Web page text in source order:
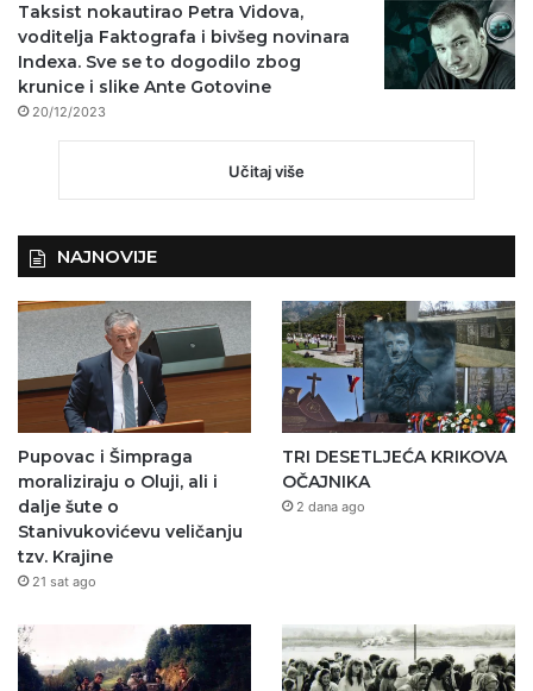
Taksist nokautirao Petra Vidova,
voditelja Faktografa i bivšeg novinara
Indexa. Sve se to dogodilo zbog
krunice i slike Ante Gotovine
20/12/2023
Učitaj više
NAJNOVIJE
Pupovac i Šimpraga
moraliziraju o Oluji, ali i
dalje šute o
Stanivukovićevu veličanju
tzv. Krajine
21 sat ago
TRI DESETLJEĆA KRIKOVA
OČAJNIKA
2 dana ago